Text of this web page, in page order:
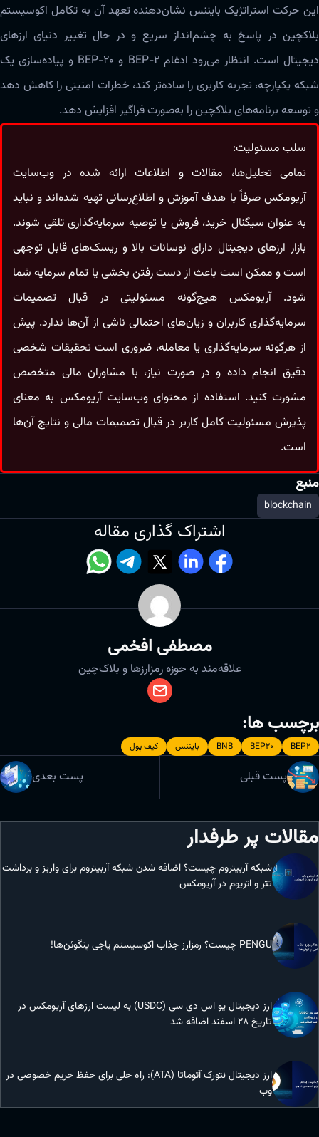
این حرکت استراتژیک بایننس نشان‌‌‌دهنده تعهد آن به تکامل اکوسیستم
‌‌‌بلاکچین در پاسخ به چشم‌انداز سریع و در حال تغییر دنیای ارزهای
دیجیتال است. انتظار می‌رود ادغام BEP-2 و BEP-20 و پیاده‌سازی یک
شبکه یکپارچه، تجربه کاربری را ساده‌تر کند، خطرات امنیتی را کاهش دهد
و توسعه برنامه‌های ‌‌‌بلاکچین را‌‌ به‌صورت فراگیر افزایش دهد.
سلب مسئولیت:
تمامی تحلیل‌ها، مقالات و اطلاعات ارائه شده در وب‌سایت
آریومکس صرفاً با هدف آموزش و اطلاع‌رسانی تهیه شده‌اند و نباید
به‌ عنوان سیگنال خرید، فروش یا توصیه سرمایه‌گذاری تلقی شوند.
بازار ارزهای دیجیتال دارای نوسانات بالا و ریسک‌های قابل‌ توجهی
است و ممکن است باعث از دست رفتن بخشی یا تمام سرمایه شما
شود. آریومکس هیچ‌گونه مسئولیتی در قبال تصمیمات
سرمایه‌گذاری کاربران و زیان‌های احتمالی ناشی از آن‌ها ندارد. پیش
از هرگونه سرمایه‌گذاری یا معامله، ضروری است تحقیقات شخصی
دقیق انجام داده و در صورت نیاز، با مشاوران مالی متخصص
مشورت کنید. استفاده از محتوای وب‌سایت آریومکس به معنای
پذیرش مسئولیت کامل کاربر در قبال تصمیمات مالی و نتایج آن‌ها
است.
منبع
blockchain
اشتراک گذاری مقاله
مصطفی افخمی
علاقه‌مند به حوزه رمزارزها و بلاک‌چین
برچسب ها:
BEP2
BEP20
BNB بایننس کیف پول
پست قبلی پست بعدی
مقالات پر طرفدار
شبکه آربیتروم چیست؟ اضافه شدن شبکه آربیتروم برای واریز و برداشت
تتر و اتریوم در آریومکس
PENGU چیست؟ رمزارز جذاب اکوسیستم پاجی پنگوئن‌ها!
ارز دیجیتال یو اس دی سی (USDC) به لیست ارزهای آریومکس در
تاریخ 28 اسفند اضافه شد
ارز دیجیتال نتورک آتوماتا (ATA): راه حلی برای حفظ حریم خصوصی در
وب